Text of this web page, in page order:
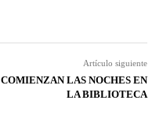
Artículo siguiente
COMIENZAN LAS NOCHES EN
LA BIBLIOTECA